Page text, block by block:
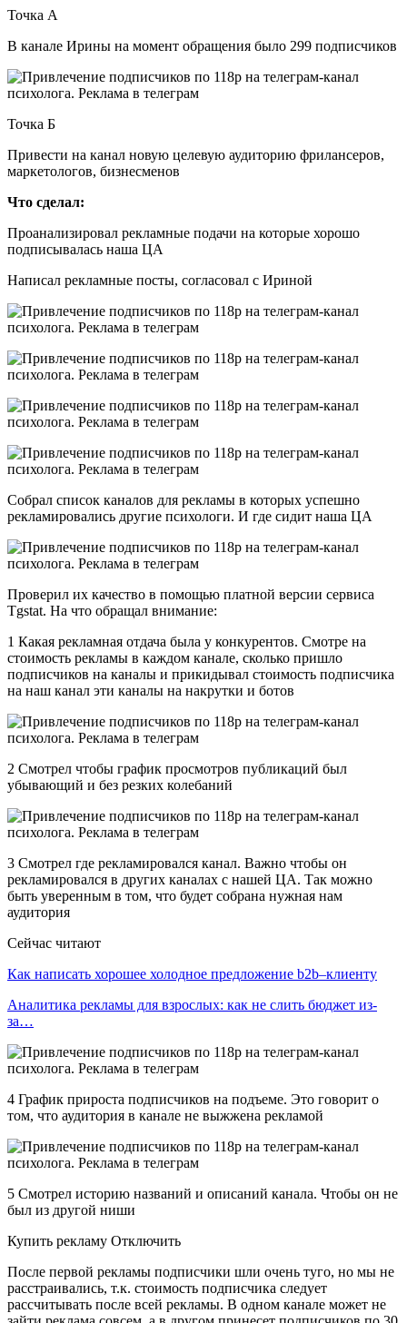
Точка А
В канале Ирины на момент обращения было 299 подписчиков
Точка Б
Привести на канал новую целевую аудиторию фрилансеров,
маркетологов, бизнесменов
Что сделал:
Проанализировал рекламные подачи на которые хорошо
подписывалась наша ЦА
Написал рекламные посты, согласовал с Ириной
Собрал список каналов для рекламы в которых успешно
рекламировались другие психологи. И где сидит наша ЦА
Проверил их качество в помощью платной версии сервиса
Tgstat. На что обращал внимание:
1 Какая рекламная отдача была у конкурентов. Смотре на
стоимость рекламы в каждом канале, сколько пришло
подписчиков на каналы и прикидывал стоимость подписчика
на наш канал эти каналы на накрутки и ботов
2 Смотрел чтобы график просмотров публикаций был
убывающий и без резких колебаний
3 Смотрел где рекламировался канал. Важно чтобы он
рекламировался в других каналах с нашей ЦА. Так можно
быть уверенным в том, что будет собрана нужная нам
аудитория
Сейчас читают
Как написать хорошее холодное предложение b2b–клиенту
Аналитика рекламы для взрослых: как не слить бюджет из-
за…
4 График прироста подписчиков на подъеме. Это говорит о
том, что аудитория в канале не выжжена рекламой
5 Смотрел историю названий и описаний канала. Чтобы он не
был из другой ниши
Купить рекламу Отключить
После первой рекламы подписчики шли очень туго, но мы не
расстраивались, т.к. стоимость подписчика следует
рассчитывать после всей рекламы. В одном канале может не